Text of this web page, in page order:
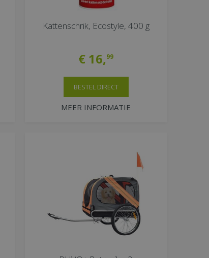
Kattenschrik, Ecostyle, 400 g
€ 16,99
MEER INFORMATIE
BESTEL DIRECT